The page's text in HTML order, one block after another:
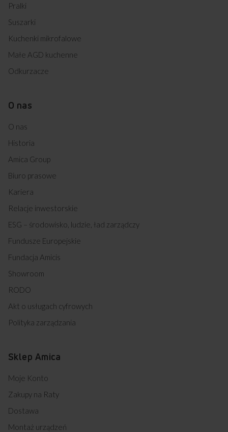
Pralki
Suszarki
Kuchenki mikrofalowe
Małe AGD kuchenne
Odkurzacze
O nas
O nas
Historia
Amica Group
Biuro prasowe
Kariera
Relacje inwestorskie
ESG – środowisko, ludzie, ład zarządczy
Fundusze Europejskie
Fundacja Amicis
Showroom
RODO
Akt o usługach cyfrowych
Polityka zarządzania
Sklep Amica
Moje Konto
Zakupy na Raty
Dostawa
Montaż urządzeń